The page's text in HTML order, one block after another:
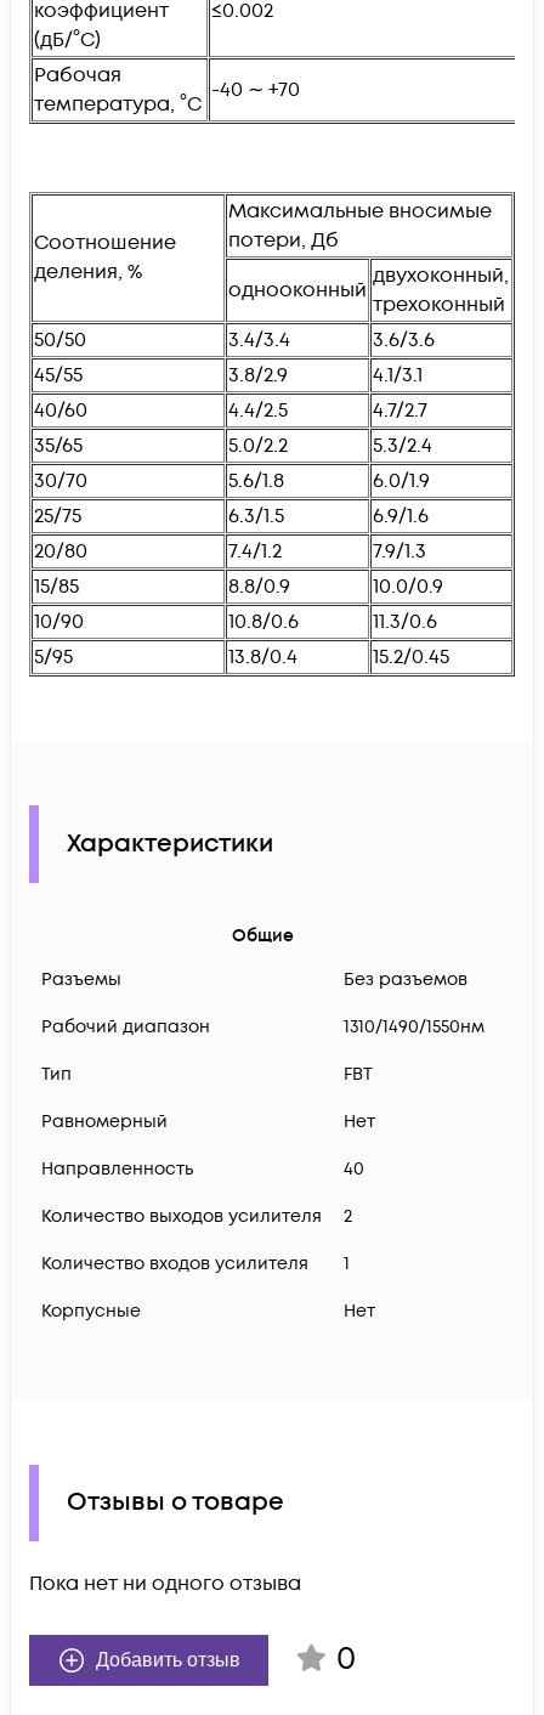
коэффициент
(дБ/°С)
≤0.002
Рабочая
температура, °С
-40 ∼ +70
Соотношение
деления, %
Максимальные вносимые
потери, Дб
однооконный
двухоконный,
трехоконный
50/50
3.4/3.4
3.6/3.6
45/55
3.8/2.9
4.1/3.1
40/60
4.4/2.5
4.7/2.7
35/65
5.0/2.2
5.3/2.4
30/70
5.6/1.8
6.0/1.9
25/75
6.3/1.5
6.9/1.6
20/80
7.4/1.2
7.9/1.3
15/85
8.8/0.9
10.0/0.9
10/90
10.8/0.6
11.3/0.6
5/95
13.8/0.4 15.2/0.45
Характеристики
Общие
Разъемы
Без разъемов
Рабочий диапазон 1310/1490/1550нм
Тип FBT
Равномерный Нет
Направленность 40
Количество выходов усилителя 2
Количество входов усилителя 1
Корпусные Нет
Отзывы о товаре
Пока нет ни одного отзыва
Добавить отзыв 0